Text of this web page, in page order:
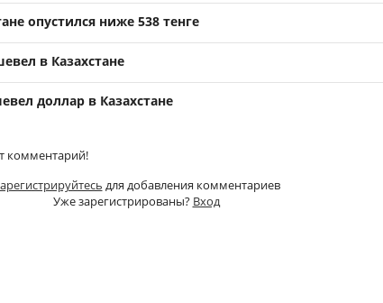
опустился ниже 538 тенге
в Казахстане
доллар в Казахстане
комментарий!
для добавления комментариев
Уже зарегистрированы? Вход